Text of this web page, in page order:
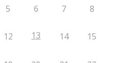
5 6 7 8
12 13 14 15